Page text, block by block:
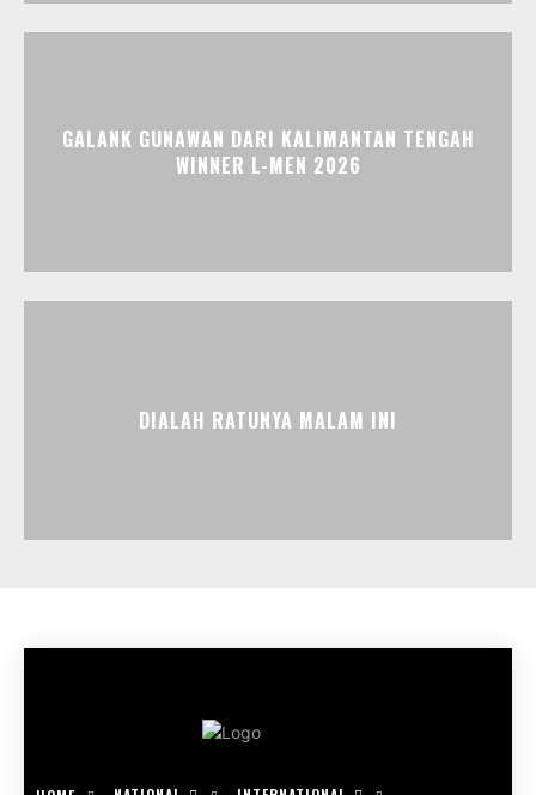
GALANK GUNAWAN DARI KALIMANTAN TENGAH
WINNER L-MEN 2026
DIALAH RATUNYA MALAM INI